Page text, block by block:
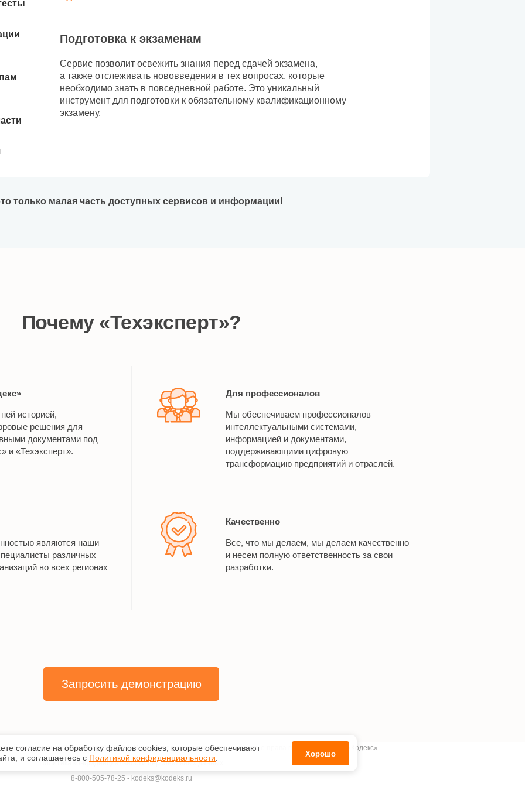
Подготовка к экзаменам
Сервис позволит освежить знания перед сдачей экзамена,
а также отслеживать нововведения в тех вопросах, которые
необходимо знать в повседневной работе. Это уникальный
инструмент для подготовки к обязательному квалификационному
экзамену.
только малая часть доступных сервисов и информации!
Почему «Техэксперт»?
историей,
решения для
документами под
и «Техэксперт».
Для профессионалов
Мы обеспечиваем профессионалов
интеллектуальными системами,
информацией и документами,
поддерживающими цифровую
трансформацию предприятий и отраслей.
являются наши
различных
во всех регионах
Качественно
Все, что мы делаем, мы делаем качественно
и несем полную ответственность за свои
разработки.
Запросить демонстрацию
информации "Техэксперт"»,2026. Исключительные авторские и смежные права принадлежат АО «Кодекс».
Политика конфиденциальности персональных данных
8-800-505-78-25 - kodeks@kodeks.ru
согласие на обработку файлов сооkiеs, которые обеспечивают
и соглашаетесь с Политикой конфиденциальности. Хорошо